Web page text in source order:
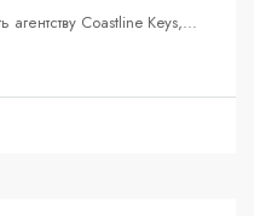
Coastline Keys,...